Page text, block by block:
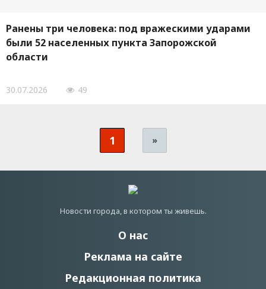
Ранены три человека: под вражескими ударами
были 52 населенных пункта Запорожской
области
30.07.2026 49
1 »
Новости города, в котором ты живешь.
О нас
Реклама на сайте
Редакционная политика